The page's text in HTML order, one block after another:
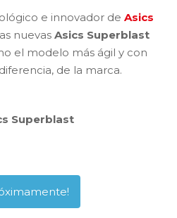
e innovador de Asics
nuevas Asics Superblast
el modelo más ágil y con
de la marca.
Superblast